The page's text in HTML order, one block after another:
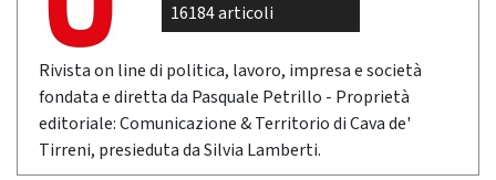
16184 articoli
Rivista on line di politica, lavoro, impresa e società
fondata e diretta da Pasquale Petrillo - Proprietà
editoriale: Comunicazione & Territorio di Cava de'
Tirreni, presieduta da Silvia Lamberti.